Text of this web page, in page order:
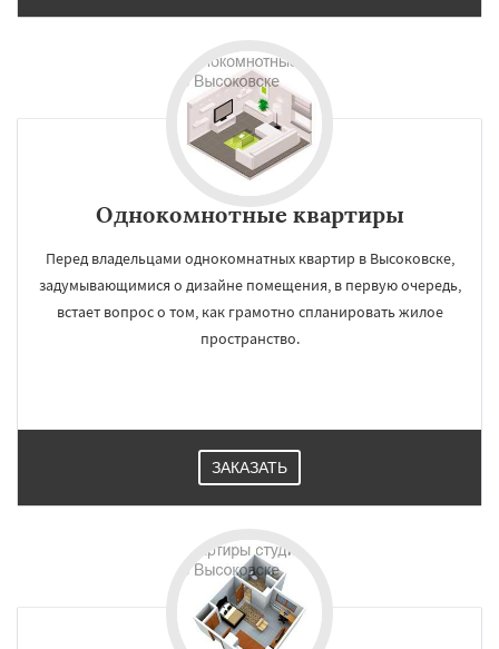
Однокомнотные квартиры
Перед владельцами однокомнатных квартир в Высоковске,
задумывающимися о дизайне помещения, в первую очередь,
встает вопрос о том, как грамотно спланировать жилое
пространство.
ЗАКАЗАТЬ